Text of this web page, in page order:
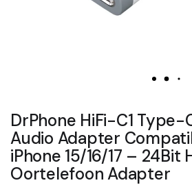
DrPhone HiFi-C1 Type-
Audio Adapter
iPhone 15/16/17 – 24Bit
Oortelefoon Adapter